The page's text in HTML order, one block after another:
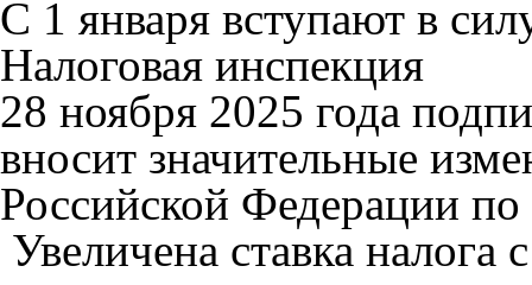
С 1 января вступают в
Налоговая инспекция
28 ноября 2025 года
вносит значительные
Российской Федерации
Увеличена ставка